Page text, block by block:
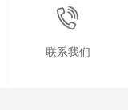
联系我们